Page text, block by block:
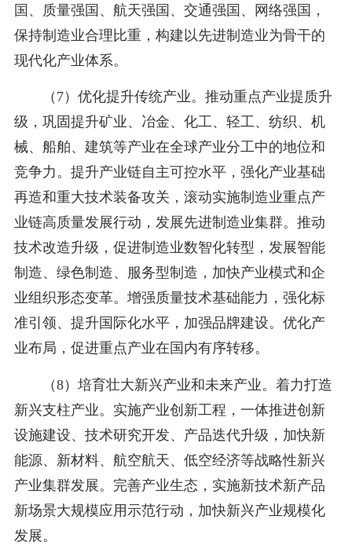
国、质量强国、航天强国、交通强国、网络强国，
保持制造业合理比重，构建以先进制造业为骨干的
现代化产业体系。
（7）优化提升传统产业。推动重点产业提质升
级，巩固提升矿业、冶金、化工、轻工、纺织、机
械、船舶、建筑等产业在全球产业分工中的地位和
竞争力。提升产业链自主可控水平，强化产业基础
再造和重大技术装备攻关，滚动实施制造业重点产
业链高质量发展行动，发展先进制造业集群。推动
技术改造升级，促进制造业数智化转型，发展智能
制造、绿色制造、服务型制造，加快产业模式和企
业组织形态变革。增强质量技术基础能力，强化标
准引领、提升国际化水平，加强品牌建设。优化产
业布局，促进重点产业在国内有序转移。
（8）培育壮大新兴产业和未来产业。着力打造
新兴支柱产业。实施产业创新工程，一体推进创新
设施建设、技术研究开发、产品迭代升级，加快新
能源、新材料、航空航天、低空经济等战略性新兴
产业集群发展。完善产业生态，实施新技术新产品
新场景大规模应用示范行动，加快新兴产业规模化
发展。